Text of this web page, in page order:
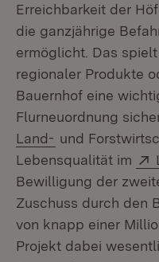
Erreichbarkeit der
die ganzjährige
ermöglicht. Das
regionaler Produkte
Bauernhof eine
Flurneuordnung
Land- (Öffnet in
und
Lebensqualität im
Bewilligung der
Zuschuss durch den
von knapp einer
Projekt dabei